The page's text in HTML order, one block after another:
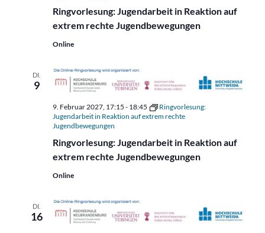
Ringvorlesung: Jugendarbeit in Reaktion auf
extrem rechte Jugendbewegungen
Online
DI.
9
Ringvorlesung: Jugendarbeit in Reaktion auf
extrem rechte Jugendbewegungen
9. Februar 2027, 17:15 - 18:45
Ringvorlesung:
Jugendarbeit in Reaktion auf extrem rechte
Jugendbewegungen
Online
DI.
16